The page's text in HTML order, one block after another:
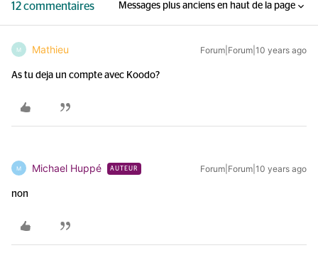
12 commentaires Messages plus anciens en haut de la page
M Mathieu Forum|Forum|10 years ago
As tu deja un compte avec Koodo?
M Michael Huppé AUTEUR Forum|Forum|10 years ago
non